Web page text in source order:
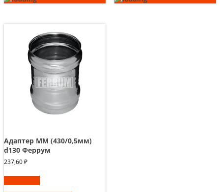
Адаптер ММ (430/0,5мм)
d130 Феррум
237,60₽